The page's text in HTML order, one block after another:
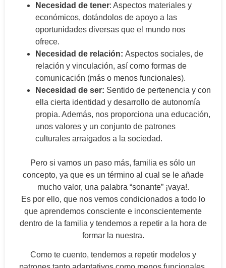
Necesidad de tener: Aspectos materiales y
económicos, dotándolos de apoyo a las
oportunidades diversas que el mundo nos
ofrece.
Necesidad de relación: Aspectos sociales, de
relación y vinculación, así como formas de
comunicación (más o menos funcionales).
Necesidad de ser: Sentido de pertenencia y con
ella cierta identidad y desarrollo de autonomía
propia. Además, nos proporciona una educación,
unos valores y un conjunto de patrones
culturales arraigados a la sociedad.
Pero si vamos un paso más, familia es sólo un
concepto, ya que es un término al cual se le añade
mucho valor, una palabra “sonante” ¡vaya!.
Es por ello, que nos vemos condicionados a todo lo
que aprendemos consciente e inconscientemente
dentro de la familia y tendemos a repetir a la hora de
formar la nuestra.
Como te cuento, tendemos a repetir modelos y